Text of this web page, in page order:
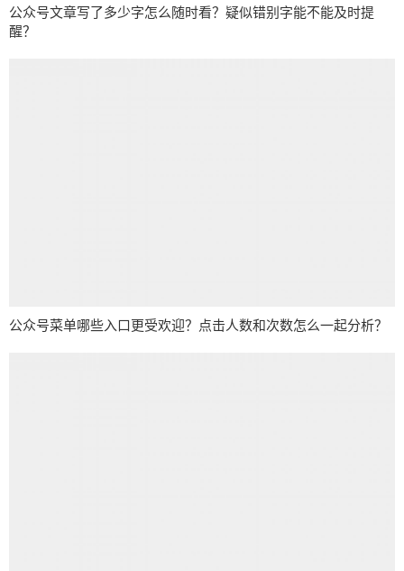
公众号文章写了多少字怎么随时看？疑似错别字能不能及时提
醒？
公众号菜单哪些入口更受欢迎？点击人数和次数怎么一起分析？